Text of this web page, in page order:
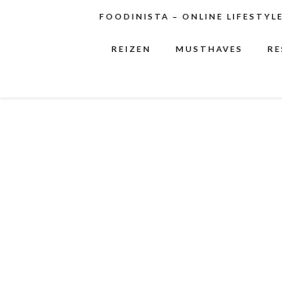
FOODINISTA – ONLINE
REIZEN MUSTHAVES